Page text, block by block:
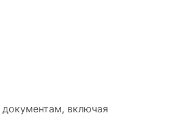
включая